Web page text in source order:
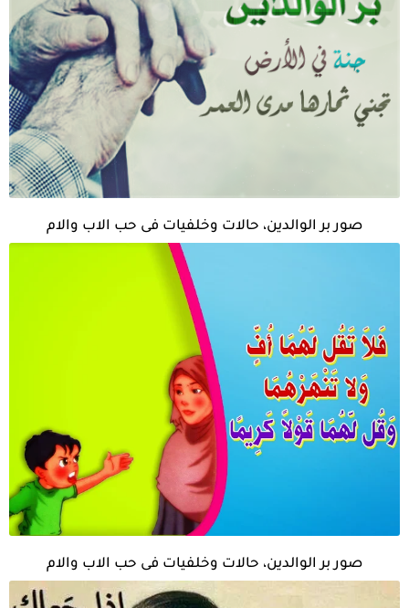
صور بر الوالدين، حالات وخلفيات فى حب الاب والام
صور بر الوالدين، حالات وخلفيات فى حب الاب والام